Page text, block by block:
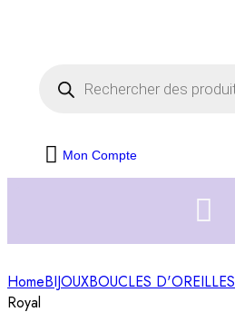
Mon Compte
HomeBIJOUXBOUCLES D'OREILLES
Royal